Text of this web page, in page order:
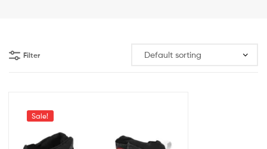
Filter
Sale!